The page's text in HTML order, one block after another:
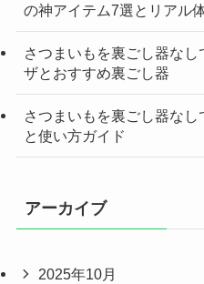
の神アイテム7選とリアル
さつまいもを裏ごし器な
ザとおすすめ裏ごし器
さつまいもを裏ごし器な
と使い方ガイド
アーカイブ
2025年10月